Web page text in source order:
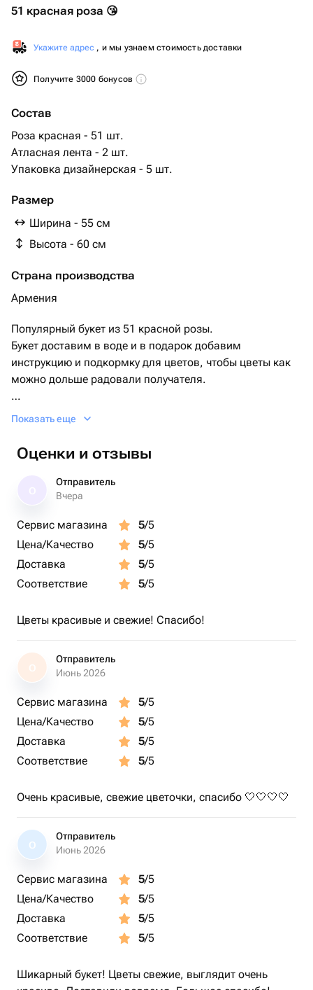
51 красная роза 😘
Укажите адрес , и мы узнаем стоимость доставки
Получите 3000 бонусов
Состав
Роза красная - 51 шт.
Атласная лента - 2 шт.
Упаковка дизайнерская - 5 шт.
Размер
Ширина - 55 см
Высота - 60 см
Страна производства
Армения
Популярный букет из 51 красной розы.
Букет доставим в воде и в подарок добавим
инструкцию и подкормку для цветов, чтобы цветы как
можно дольше радовали получателя.
Отличное решение подарка на любое торжество!
Показать еще
Оценки и отзывы
Отправитель
Вчера
Сервис магазина 5/5
Цена/Качество
5/5
Доставка
5/5
Соответствие
5/5
Цветы красивые и свежие! Спасибо!
О
Отправитель
Июнь 2026
Сервис магазина 5/5
Цена/Качество
5/5
Доставка
5/5
Соответствие
5/5
Очень красивые, свежие цветочки, спасибо 🤍🤍🤍🤍
О
Отправитель
Июнь 2026
Сервис магазина 5/5
Цена/Качество
5/5
Доставка
5/5
Соответствие
5/5
Шикарный букет! Цветы свежие, выглядит очень